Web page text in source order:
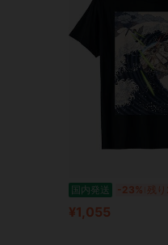
国内発送 -23% 残り
¥1,055